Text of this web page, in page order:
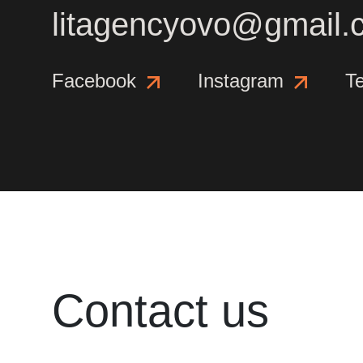
Facebook Instagram
Contact us